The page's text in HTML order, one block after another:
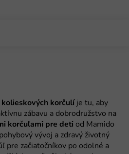
korčulí
korčuľami pre deti